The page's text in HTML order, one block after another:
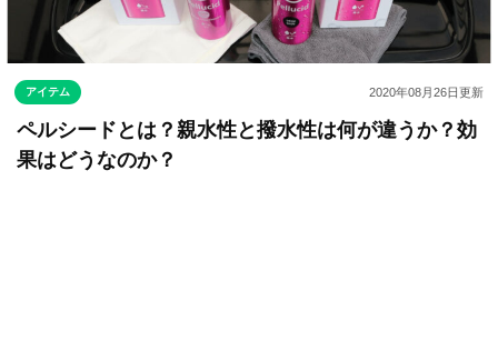
アイテム 2020年08月26日更新
ペルシードとは？親水性と撥水性は何が違うか？効
果はどうなのか？